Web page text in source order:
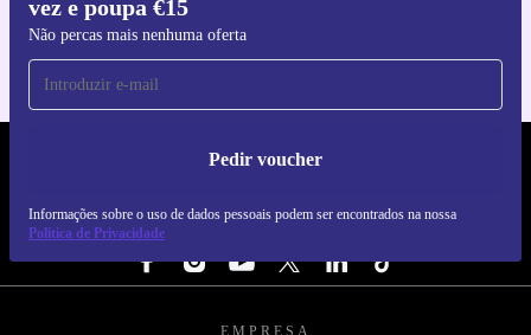
vez e poupa €15
Não percas mais nenhuma oferta
Pedir voucher
Informações sobre o uso de dados pessoais podem ser encontrados na nossa
Política de Privacidade
Para iOS e Android
REFURBED PORTUGAL - RETHINK NEW.
SEGUE-NOS
EMPRESA